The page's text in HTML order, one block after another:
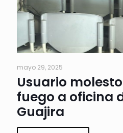
mayo 29, 2025
Usuario
fuego a oficina
Guajira